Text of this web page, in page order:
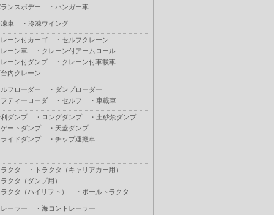
ンスボデー
・ ハンガー車
車 ・ 冷凍ウイング
ーン付カーゴ ・ セルフクレーン
ーン車
・ クレーン付アームロール
ーン付ダンプ
・ クレーン付車載車
内クレーン
フローダー ・ ダンプローダー
ティーローダ
・ セルフ ・ 車載車
ダンプ ・ ロングダンプ ・ 土砂禁ダンプ
ートダンプ
・ 天蓋ダンプ
イドダンプ
・ チップ運搬車
クタ ・
トラクタ（キャリアカー用）
クタ（ダンプ用）
クタ（ハイリフト）
・ ポールトラクタ
ーラー ・ 海コントレーラー